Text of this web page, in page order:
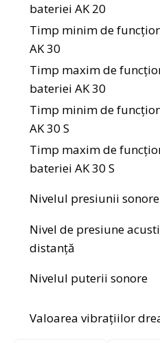
bateriei AK 20
Timp minim de
AK 30
Timp maxim de
bateriei AK 30
Timp minim de
AK 30 S
Timp maxim de
bateriei AK 30 S
Nivelul presiunii sonore
Nivel de presiune
distanță
Nivelul puterii sonore
Valoarea vibrațiilor